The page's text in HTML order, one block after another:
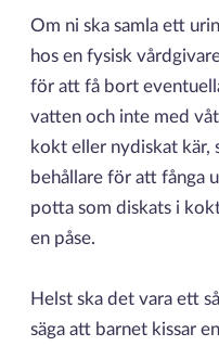
Om ni ska samla ett
hos en fysisk
för att få bort
vatten och inte med
kokt eller nydiskat kär,
behållare för att fånga
potta som diskats i
en påse.
Helst ska det vara ett
säga att barnet kissar